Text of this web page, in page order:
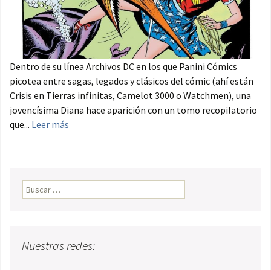
Dentro de su línea Archivos DC en los que Panini Cómics
picotea entre sagas, legados y clásicos del cómic (ahí están
Crisis en Tierras infinitas, Camelot 3000 o Watchmen), una
jovencísima Diana hace aparición con un tomo recopilatorio
que... Leer más
Buscar:
Nuestras redes: